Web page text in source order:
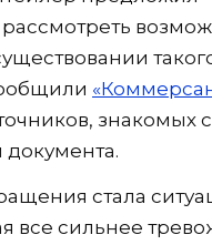
знакомых с
стала
все сильнее